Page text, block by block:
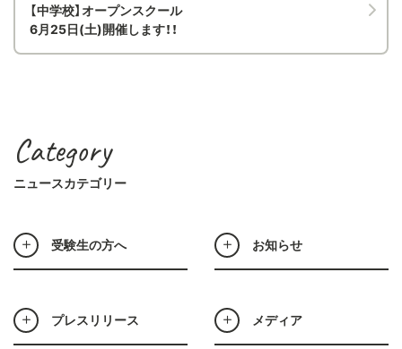
【中学校】オープンスクール
6月25日(土)開催します！！
Category
ニュースカテゴリー
受験生の方へ お知らせ
プレスリリース メディア